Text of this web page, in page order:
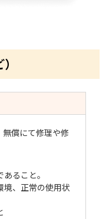
償にて修理や修
ること。
、正常の使用状